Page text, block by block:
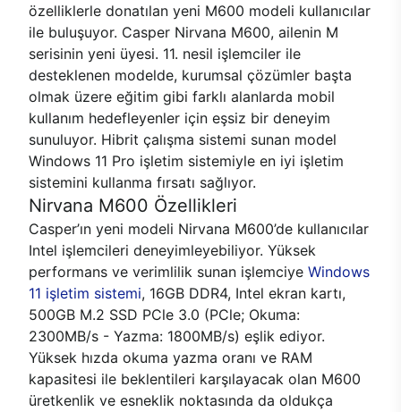
özelliklerle donatılan yeni M600 modeli kullanıcılar
ile buluşuyor. Casper Nirvana M600, ailenin M
serisinin yeni üyesi. 11. nesil işlemciler ile
desteklenen modelde, kurumsal çözümler başta
olmak üzere eğitim gibi farklı alanlarda mobil
kullanım hedefleyenler için eşsiz bir deneyim
sunuluyor. Hibrit çalışma sistemi sunan model
Windows 11 Pro işletim sistemiyle en iyi işletim
sistemini kullanma fırsatı sağlıyor.
Nirvana M600 Özellikleri
Casper’ın yeni modeli Nirvana M600’de kullanıcılar
Intel işlemcileri deneyimleyebiliyor. Yüksek
performans ve verimlilik sunan işlemciye Windows
11 işletim sistemi, 16GB DDR4, Intel ekran kartı,
500GB M.2 SSD PCle 3.0 (PCle; Okuma:
2300MB/s - Yazma: 1800MB/s) eşlik ediyor.
Yüksek hızda okuma yazma oranı ve RAM
kapasitesi ile beklentileri karşılayacak olan M600
üretkenlik ve esneklik noktasında da oldukça